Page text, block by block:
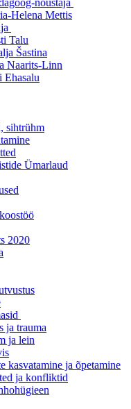
nõustaja
Helena Mettis
Talu
Šastina
Naarits-Linn
Ehasalu
sihtrühm
Ümarlaud
2020
ja trauma
ja lein
kasvatamine ja õpetamine
ja konfliktid